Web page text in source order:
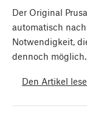
Der Original
automatisch
Notwendigkeit,
dennoch möglich.
Den Artikel